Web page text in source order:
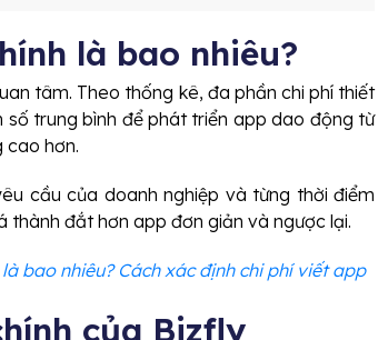
là bao nhiêu?
tâm. Theo thống kê, đa phần chi phí thiết
trung bình để phát triển app dao động từ
cao hơn.
cầu của doanh nghiệp và từng thời điểm
thành đắt hơn app đơn giản và ngược lại.
bao nhiêu? Cách xác định chi phí viết app
của Bizfly